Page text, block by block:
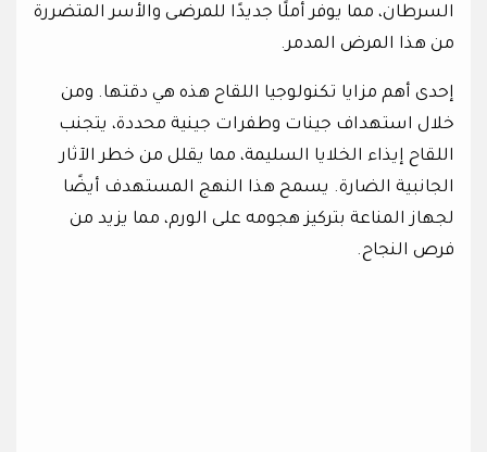
السرطان، مما يوفر أملًا جديدًا للمرضى والأسر المتضررة
من هذا المرض المدمر.
إحدى أهم مزايا تكنولوجيا اللقاح هذه هي دقتها. ومن
خلال استهداف جينات وطفرات جينية محددة، يتجنب
اللقاح إيذاء الخلايا السليمة، مما يقلل من خطر الآثار
الجانبية الضارة. يسمح هذا النهج المستهدف أيضًا
لجهاز المناعة بتركيز هجومه على الورم، مما يزيد من
فرص النجاح.